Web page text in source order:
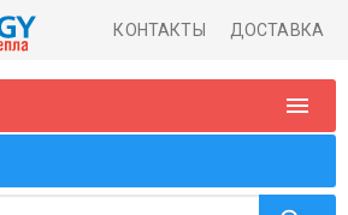
КОНТАКТЫ ДОСТАВКА